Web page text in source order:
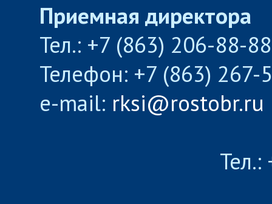
Приемная директора
Тел.: +7 (863) 206-88-
Телефон: +7 (863) 267-
e-mail: rksi@rostobr.ru